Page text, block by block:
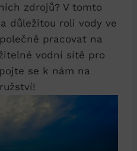
zdrojů? V tomto
důležitou roli vody ve
pracovat na
vodní sítě pro
se k nám na